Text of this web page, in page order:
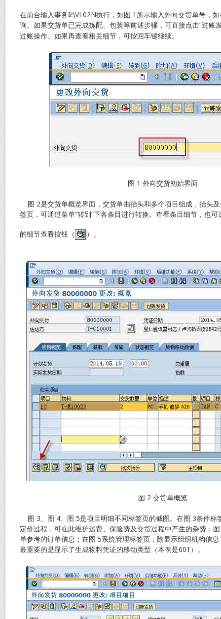
在前台输入事务码VL02N执行，如图 1所示输入外向交货单号，
询。如果交货单已完成拣配、包装等前述步骤，可直接点击”过账
过账操作。如果再查看相关细节，可按回车键继续。
图 1 外向交货初始界面
图 2是交货单概览界面，交货单由抬头和多个项目组成，抬头
签页，可通过菜单”转到”下各条目进行转换。查看条目细节，也
的细节查看按钮（ ）。
图 2 交货单概览
图 3、图 4、图 5是项目明细不同标签页的截图。在图 3条件标
定价过程，可在此维护运费、保险费及交货过程中产生的杂费；
单参考的订单信息；在图 5系统管理标签页，除显示组织机构信
最重要的是显示了生成物料凭证的移动类型（本例是601）。